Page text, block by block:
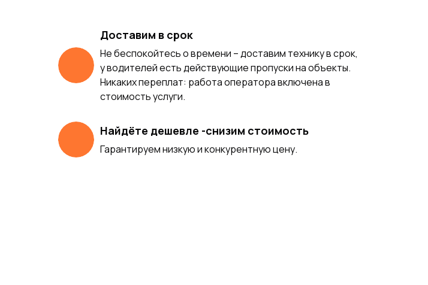
Доставим в срок
Не беспокойтесь о времени – доставим технику в срок,
у водителей есть действующие пропуски на объекты.
Никаких переплат: работа оператора включена в
стоимость услуги.
Найдёте дешевле -снизим стоимость
Гарантируем низкую и конкурентную цену.